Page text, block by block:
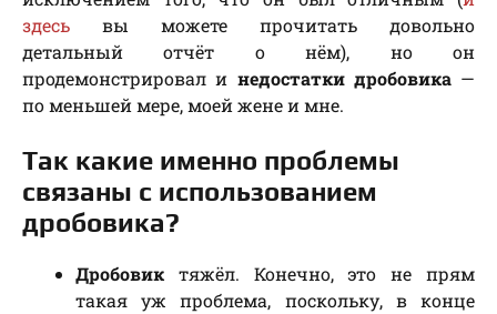
здесь вы можете прочитать довольно
детальный отчёт о нём), но он
продемонстрировал и недостатки дробовика—
по меньшей мере, моей жене и мне.
Так какие именно проблемы
связаны с использованием
дробовика?
Дробовик тяжёл. Конечно, это не прям
такая уж проблема, поскольку, в конце